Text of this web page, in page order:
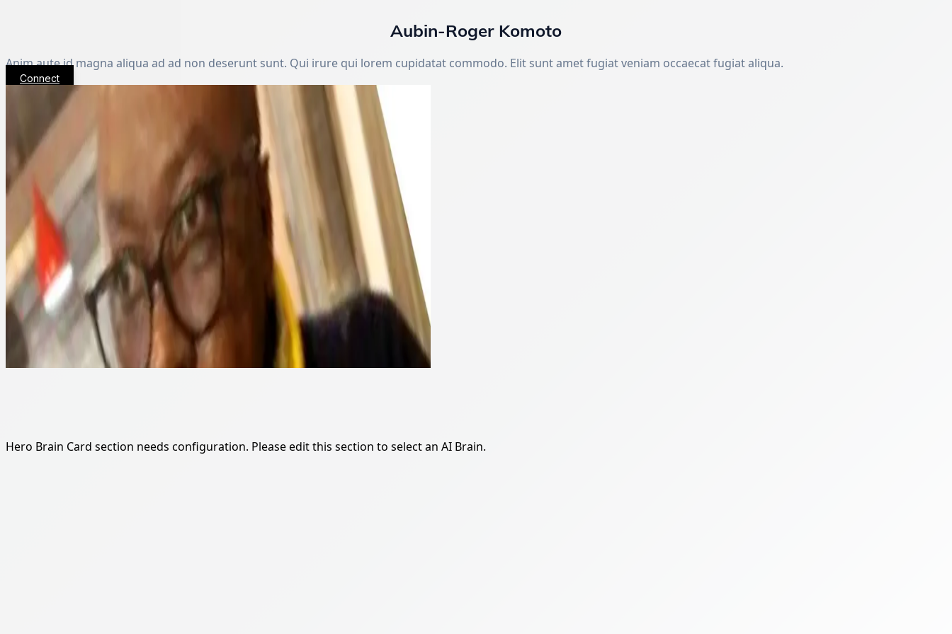
Aubin-Roger Komoto
Anim aute id magna aliqua ad ad non deserunt sunt. Qui irure qui lorem cupidatat commodo. Elit sunt amet fugiat veniam occaecat fugiat aliqua.
Connect
Hero Brain Card section needs configuration. Please edit this section to select an AI Brain.